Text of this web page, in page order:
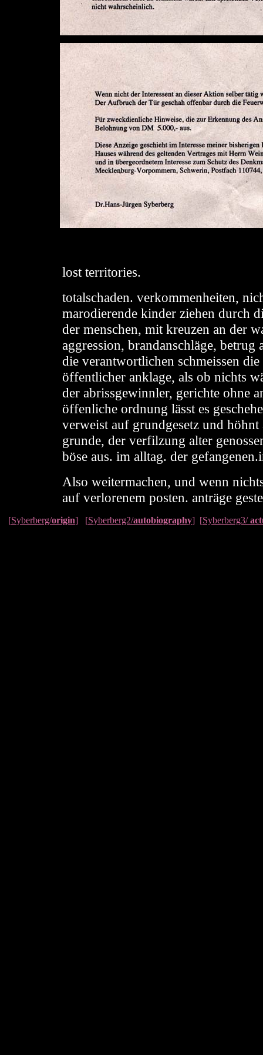
lost territories.
totalschaden. verkommenheiten,
marodierende kinder ziehen durch
der menschen, mit kreuzen an der
aggression, brandanschläge,
die verantwortlichen schmeissen
öffentlicher anklage, als ob nichts
der abrissgewinnler, gerichte ohne
öffenliche ordnung lässt es
verweist auf grundgesetz und
grunde, der verfilzung alter
böse aus. im alltag. der
Also weitermachen, und wenn
auf verlorenem posten. anträge
[Syberberg/origin] [Syberberg2/autobiography] [Syberberg3/